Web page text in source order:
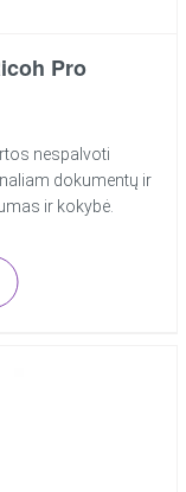
Pro
nespalvoti
dokumentų ir
ir kokybė.